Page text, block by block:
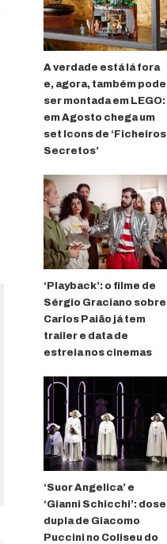
A verdade está lá fora
e, agora, também pode
ser montada em LEGO:
em Agosto chega um
set Icons de ‘Ficheiros
Secretos’
‘Playback’: o filme de
Sérgio Graciano sobre
Carlos Paião já tem
trailer e data de
estreia nos cinemas
‘Suor Angelica’ e
‘Gianni Schicchi’: dose
dupla de Giacomo
Puccini no Coliseu do